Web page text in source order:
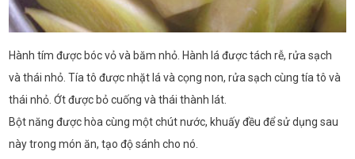
Hành tím được bóc vỏ và băm nhỏ. Hành lá được tách rễ, rửa sạch
và thái nhỏ. Tía tô được nhặt lá và cọng non, rửa sạch cùng tía tô và
thái nhỏ. Ớt được bỏ cuống và thái thành lát.
Bột năng được hòa cùng một chút nước, khuấy đều để sử dụng sau
này trong món ăn, tạo độ sánh cho nó.